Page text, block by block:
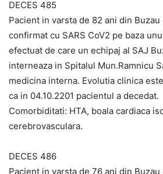
DECES 485
Pacient in varsta de 82 ani din
confirmat cu SARS CoV2 pe baza
efectuat de care un echipaj al SAJ
interneaza in Spitalul Mun.Ramnicu
medicina interna. Evolutia clinica
ca in 04.10.2201 pacientul a decedat.
Comorbiditati: HTA, boala cardiaca
cerebrovasculara.
DECES 486
Pacient in varsta de 76 ani din